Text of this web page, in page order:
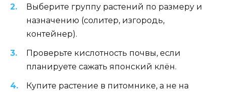
Выберите группу растений по размеру и
назначению (солитер, изгородь,
контейнер).
Проверьте кислотность почвы, если
планируете сажать японский клён.
Купите растение в питомнике, а не на